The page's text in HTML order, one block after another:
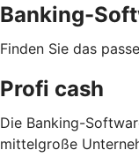
Banking-
Finden Sie das
Profi cash
Die Banking-
mittelgroße